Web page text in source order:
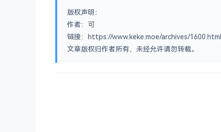
版权声明：
作者：可
链接：https://www.keke.moe/archives/1600.html
文章版权归作者所有，未经允许请勿转载。